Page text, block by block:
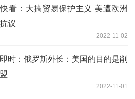
看：大搞贸易保护主义 美遭欧洲
议
2022-11-02
时：俄罗斯外长：美国的目的是削
2022-11-01